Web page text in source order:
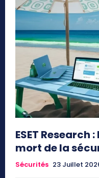
ESET Research
mort de la
Sécurités 23 Juillet